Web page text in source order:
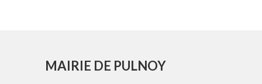
MAIRIE DE PULNOY